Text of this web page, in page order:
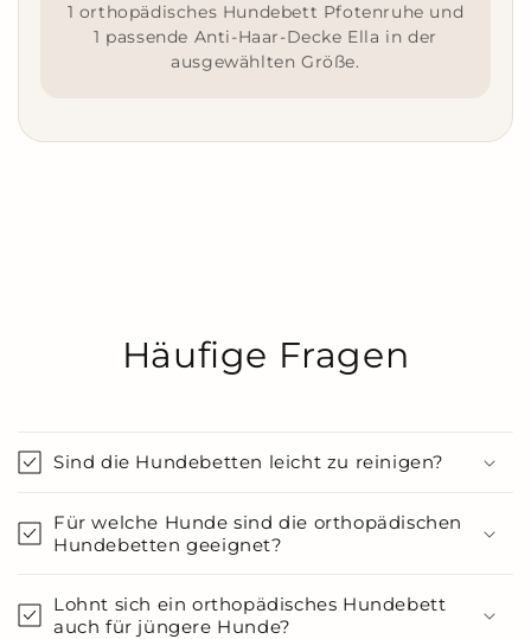
1 orthopädisches Hundebett Pfotenruhe und
1 passende Anti-Haar-Decke Ella in der
ausgewählten Größe.
Häufige Fragen
Sind die Hundebetten leicht zu reinigen?
Für welche Hunde sind die orthopädischen
Hundebetten geeignet?
Lohnt sich ein orthopädisches Hundebett
auch für jüngere Hunde?